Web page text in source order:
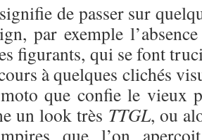
de passer sur
par exemple
figurants, qui se font
à quelques clichés
que confie le vieux
un look très TTGL, ou
que l’on